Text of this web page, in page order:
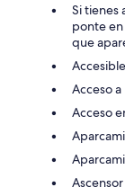
Si tienes
ponte
que
Acceso
Acceso
Ascensor